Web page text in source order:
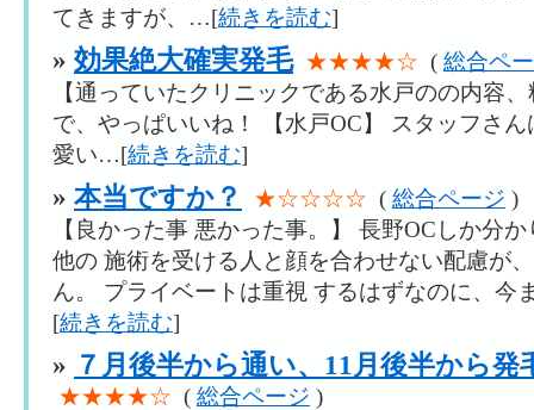
てきますが、…[続きを読む]
» 効果絶大確実発毛 ★★★★☆ ( 総合ペ
【通っていたクリニックである水戸のの内容
で、やっぱいいね！ 【水戸OC】 スタッフさ
愛い…[続きを読む]
» 本当ですか？ ★☆☆☆☆ ( 総合ページ )
【良かった事 悪かった事。】 長野OCしか分
他の 施術を受ける人と顔を合わせない配慮が
ん。 プライベートは重視 するはずなのに、
[続きを読む]
» ７月後半から通い、11月後半から発
★★★★☆ ( 総合ページ )